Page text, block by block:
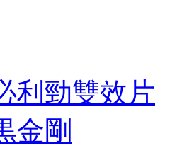
利勁雙效片
金剛